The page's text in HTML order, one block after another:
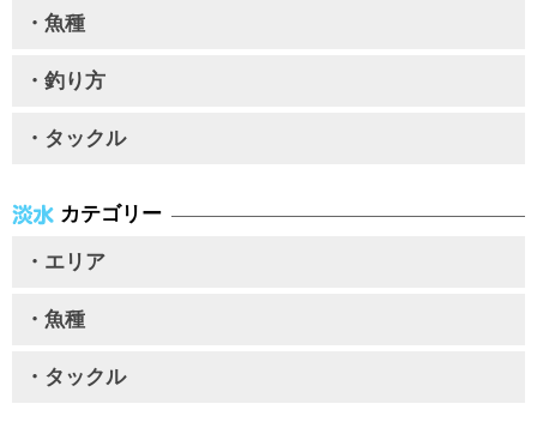
・魚種
・釣り方
・タックル
カテゴリー
・エリア
・魚種
・タックル